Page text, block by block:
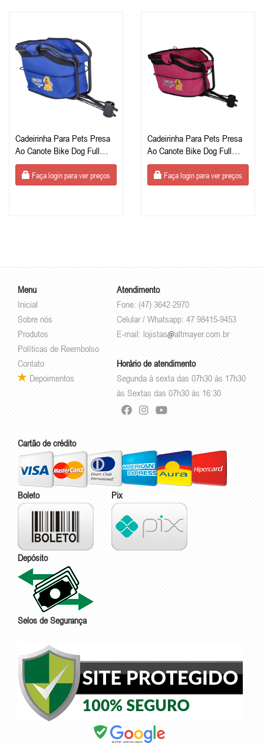
Cadeirinha Para Pets Presa
Ao Canote Bike Dog Full
Azul
Faça login para ver preços
Cadeirinha Para Pets Presa
Ao Canote Bike Dog Full
Rosa
Faça login para ver preços
Menu
Inicial
Sobre nós
Produtos
Políticas de Reembolso
Contato
Depoimentos
Atendimento
Fone: (47) 3642-2970
Celular / Whatsapp: 47 98415-9453
E-mail: lojistas altmayer.com.br
Horário de atendimento
Segunda à sexta das 07h30 às 17h30
às Sextas das 07h30 às 16:30
Cartão de crédito
Boleto Pix
Depósito
Selos de Segurança